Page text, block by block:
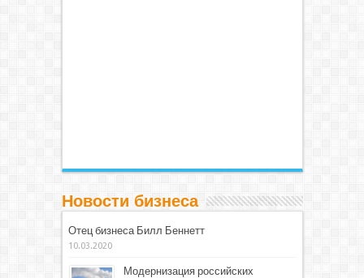
Новости бизнеса
Отец бизнеса Билл Беннетт
10.03.2020
Модернизация российских